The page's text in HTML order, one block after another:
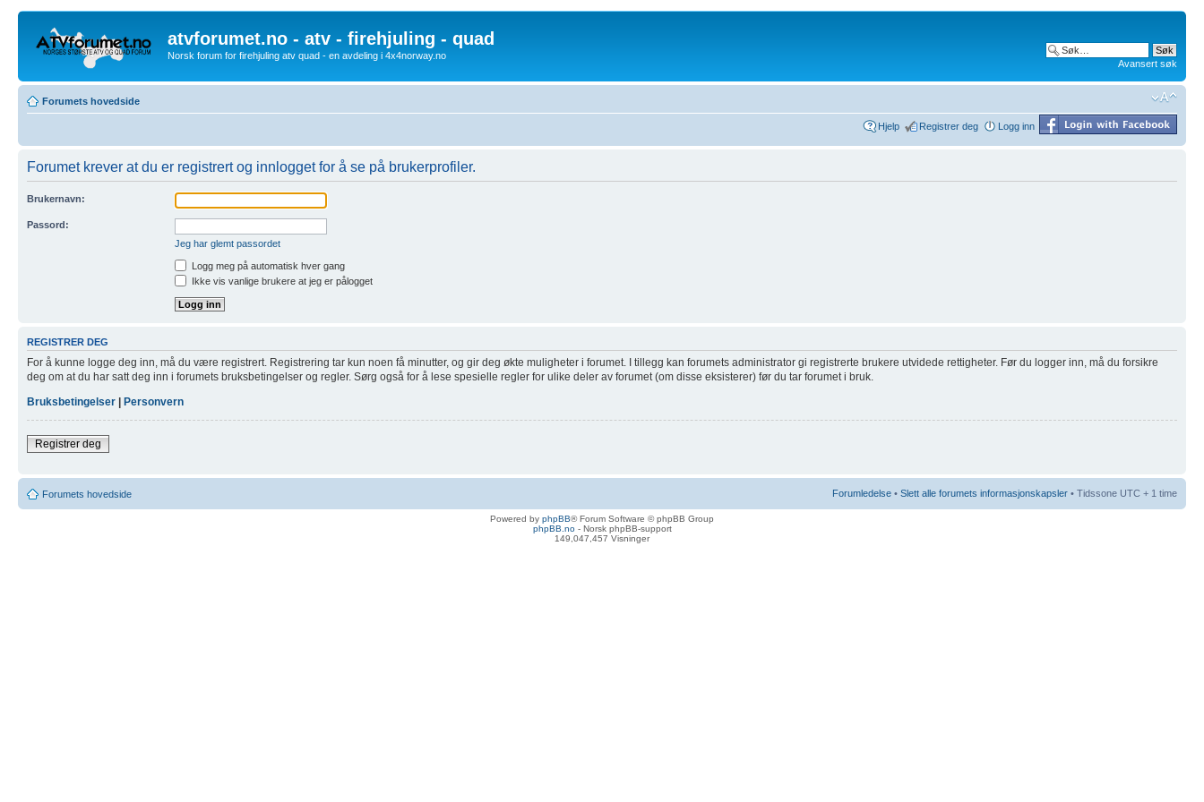
atvforumet.no - atv - firehjuling - quad
Norsk forum for firehjuling atv quad - en avdeling i 4x4norway.no
Avansert søk
Forumets hovedside
Hjelp Registrer deg Logg inn
Forumet krever at du er registrert og innlogget for å se på brukerprofiler.
Brukernavn:
Passord:
Jeg har glemt passordet
Logg meg på automatisk hver gang
Ikke vis vanlige brukere at jeg er pålogget
REGISTRER DEG
For å kunne logge deg inn, må du være registrert. Registrering tar kun noen få minutter, og gir deg økte muligheter i forumet. I tillegg kan forumets administrator gi registrerte brukere utvidede rettigheter. Før du logger inn, må du forsikre
deg om at du har satt deg inn i forumets bruksbetingelser og regler. Sørg også for å lese spesielle regler for ulike deler av forumet (om disse eksisterer) før du tar forumet i bruk.
Bruksbetingelser
Personvern
Registrer deg
Forumets hovedside Forumledelse • Slett alle forumets informasjonskapsler • Tidssone UTC + 1 time
Powered by phpBB® Forum Software © phpBB Group
phpBB.no- Norsk phpBB-support
149,047,457 Visninger